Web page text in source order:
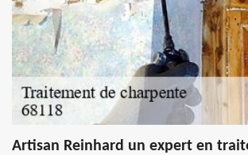
Artisan Reinhard un expert en